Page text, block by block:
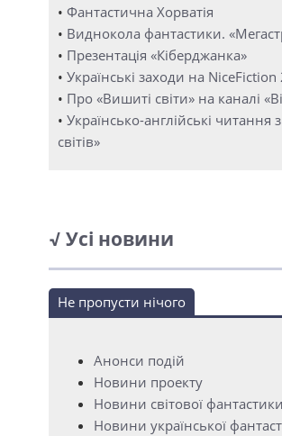
• Фантастична Хорватія
• Виднокола фантастики.
• Презентація «Кіберджанка»
• Українські заходи на NiceFiction
• Про «Вишиті світи» на каналі
• Українсько-англійські читання
світів»
√ Усі новини
Не пропусти нічого
Анонси подій
Новини проекту
Новини світової фантастики
Новини української